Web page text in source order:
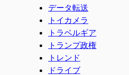
データ転送
トイカメラ
トラベルギア
トランプ政権
トレンド
ドライブ